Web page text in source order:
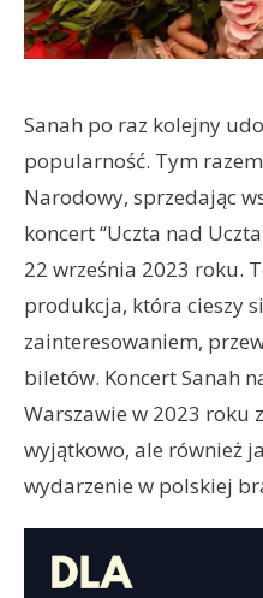
Sanah po raz kolejny
popularność. Tym
Narodowy, sprzedając
koncert “Uczta nad
22 września 2023 roku.
produkcja, która cieszy
zainteresowaniem,
biletów. Koncert Sanah
Warszawie w 2023 roku
wyjątkowo, ale również
wydarzenie w polskiej